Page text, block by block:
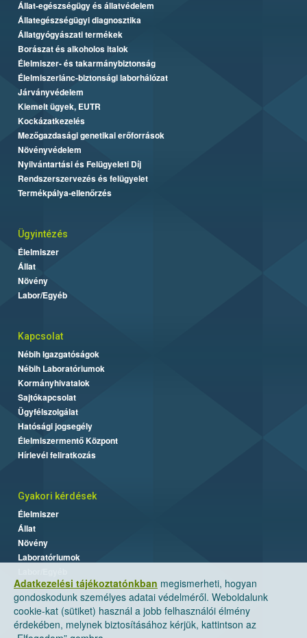
Adatkezelési tájékoztatónkban megismerheti, hogyan
gondoskodunk személyes adatai védelméről. Weboldalunk
cookie-kat (sütiket) használ a jobb felhasználói élmény
érdekében, melynek biztosításához kérjük, kattintson az
Állat-egészségügy és állatvédelem
Állategészségügyi diagnosztika
Állatgyógyászati termékek
Borászat és alkoholos italok
Élelmiszer- és takarmánybiztonság
Élelmiszerlánc-biztonsági laborhálózat
Járványvédelem
Kiemelt ügyek, EUTR
Kockázatkezelés
Mezőgazdasági genetikai erőforrások
Növényvédelem
Nyilvántartási és Felügyeleti Díj
Rendszerszervezés és felügyelet
Termékpálya-ellenőrzés
Ügyintézés
Élelmiszer
Állat
Növény
Labor/Egyéb
Kapcsolat
Nébih Igazgatóságok
Nébih Laboratóriumok
Kormányhivatalok
Sajtókapcsolat
Ügyfélszolgálat
Hatósági jogsegély
Élelmiszermentő Központ
Hírlevél feliratkozás
Gyakori kérdések
Élelmiszer
Állat
Növény
Laboratóriumok